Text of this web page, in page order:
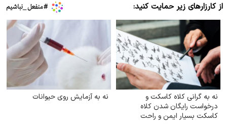
از کارزارهای زیر حمایت کنید:
نه به گرانی کلاه کاسکت و
درخواست رایگان شدن کلاه
کاسکت بسیار ایمن و راحت
نه به آزمایش روی حیوانات